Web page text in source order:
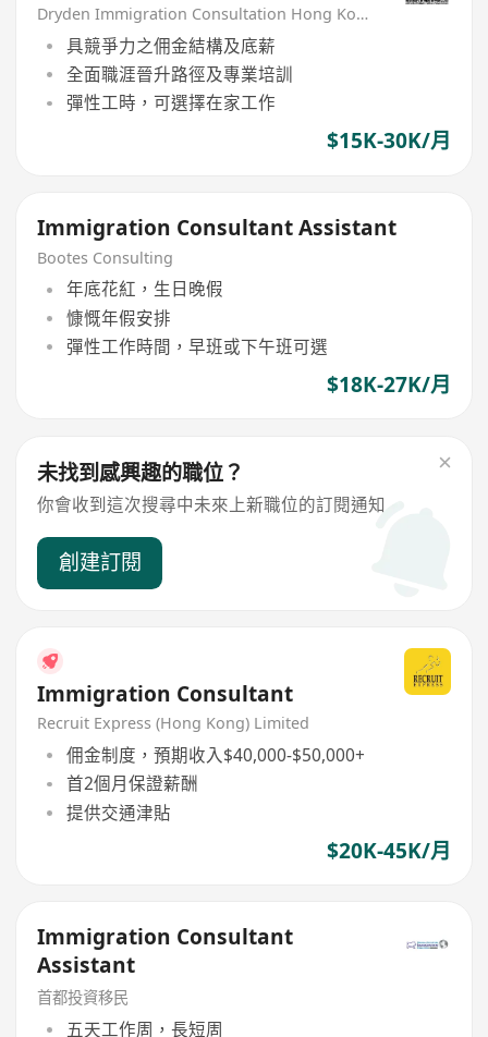
Dryden Immigration Consultation Hong Kong Limited
具競爭力之佣金結構及底薪
全面職涯晉升路徑及專業培訓
彈性工時，可選擇在家工作
$15K-30K/月
Immigration Consultant Assistant
Bootes Consulting
年底花紅，生日晚假
慷慨年假安排
彈性工作時間，早班或下午班可選
$18K-27K/月
未找到感興趣的職位？
你會收到這次搜尋中未來上新職位的訂閱通知
創建訂閱
Immigration Consultant
Recruit Express (Hong Kong) Limited
佣金制度，預期收入$40,000-$50,000+
首2個月保證薪酬
提供交通津貼
$20K-45K/月
Immigration Consultant
Assistant
首都投資移民
五天工作周，長短周